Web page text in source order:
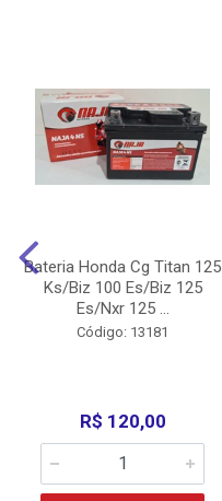
Bateria Honda Cg Titan 125
Ks/Biz 100 Es/Biz 125
Es/Nxr 125 ...
Código: 13181
R$ 120,00